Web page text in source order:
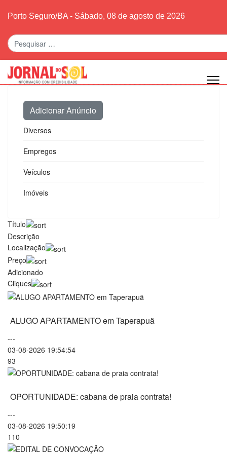
Porto Seguro/BA - Sábado, 08 de agosto de 2026
Pesquisar
Adicionar Anúncio
Diversos
Empregos
Veículos
Imóveis
Título
Descrição
Localização
Preço
Adicionado
Cliques
ALUGO APARTAMENTO em Taperapuã
---
03-08-2026 19:54:54
93
OPORTUNIDADE: cabana de praia contrata!
---
03-08-2026 19:50:19
110